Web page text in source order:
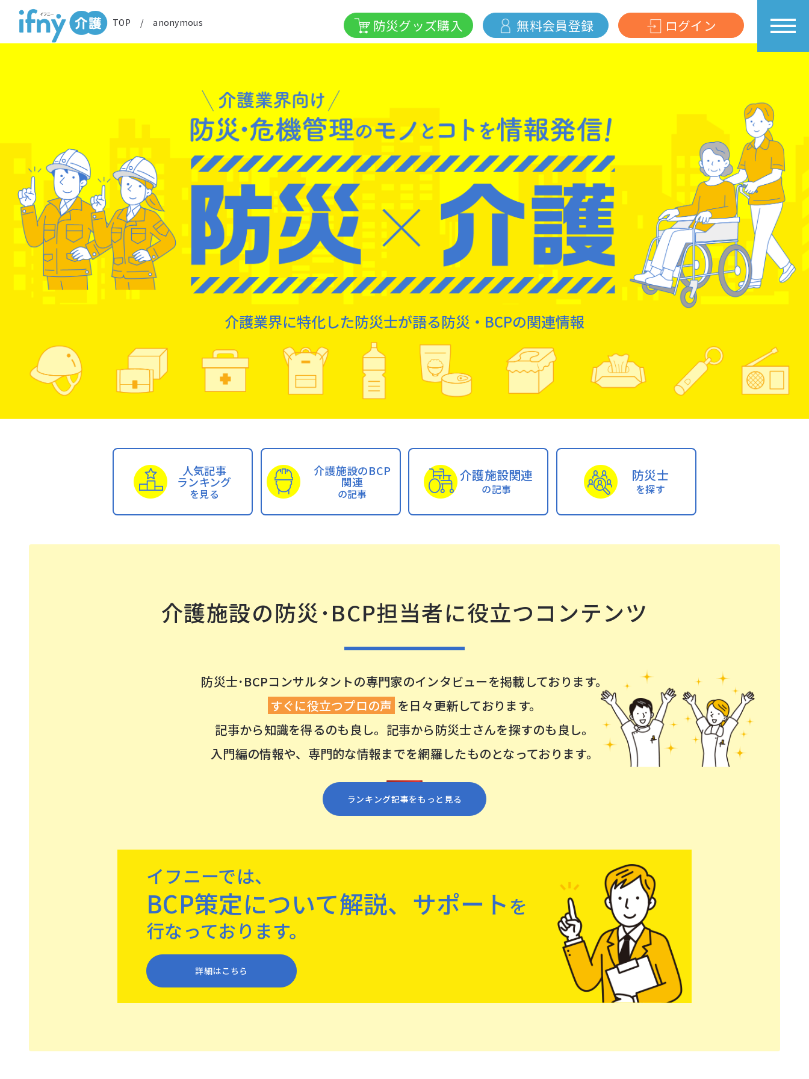
防災グッズ購入 無料会員登録 ログイン
TOP / anonymous
介護業界に特化した防災士が語る防災・BCPの関連情報
人気記事
ランキング
を見る
介護施設のBCP
関連
の記事
介護施設関連
の記事
防災⼠
を探す
介護施設の防災･BCP担当者に役⽴つコンテンツ
防災⼠･BCPコンサルタントの専⾨家のインタビューを掲載しております。
すぐに役⽴つプロの声 を⽇々更新しております。
記事から知識を得るのも良し。 記事から防災⼠さんを探すのも良し。
⼊⾨編の情報や、専⾨的な情報までを網羅したものとなっております。
ランキング記事をもっと⾒る
イフニーでは、
BCP策定について解説、 サポートを
⾏なっております。
詳細はこちら